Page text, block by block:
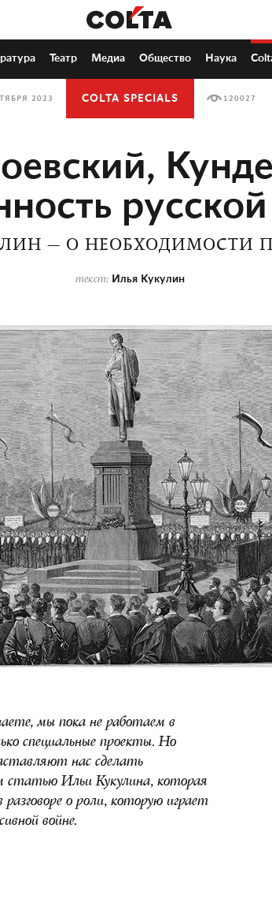
Театр Медиа Общество Наука
2023 COLTA SPECIALS 120027
— О НЕОБХОДИМОСТИ
текст: Илья Кукулин
мы пока не работаем в
специальные проекты. Но
нас сделать
статью Ильи Кукулина, которая
о роли, которую играет
войне.